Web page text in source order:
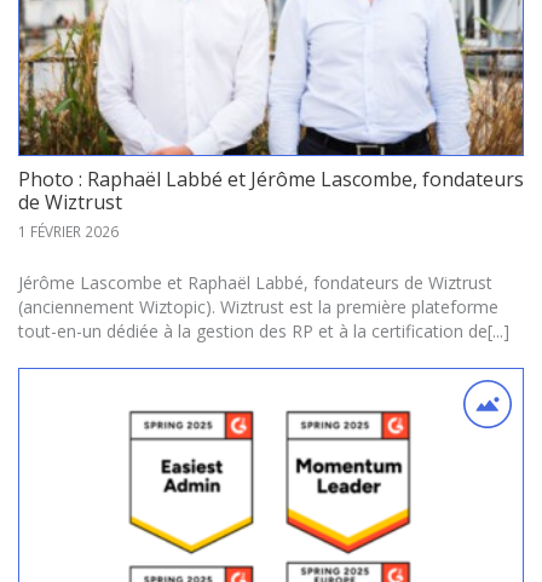
Photo : Raphaël Labbé et Jérôme Lascombe, fondateurs
de Wiztrust
1 FÉVRIER 2026
Jérôme Lascombe et Raphaël Labbé, fondateurs de Wiztrust
(anciennement Wiztopic). Wiztrust est la première plateforme
tout-en-un dédiée à la gestion des RP et à la certification de[...]